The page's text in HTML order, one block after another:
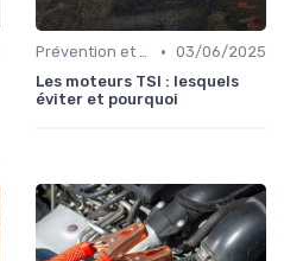
Prévention et Diagnostic des Pannes • 03/06/2025
Les moteurs TSI : lesquels
éviter et pourquoi